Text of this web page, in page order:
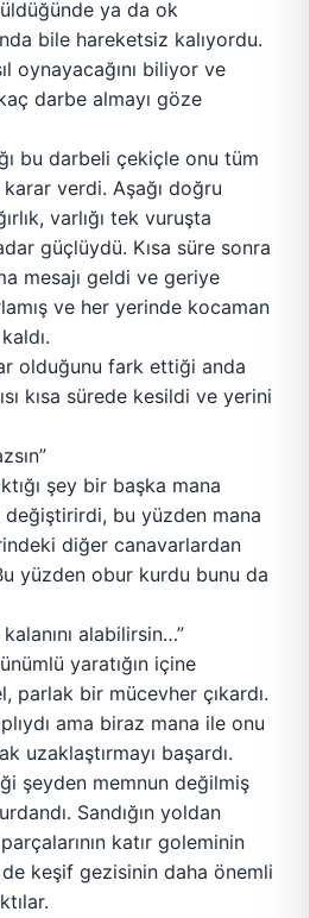
ya da ok
bile hareketsiz kalıyordu.
oynayacağını biliyor ve
darbe almayı göze
bu darbeli çekiçle onu tüm
verdi. Aşağı doğru
varlığı tek vuruşta
güçlüydü. Kısa süre sonra
mesajı geldi ve geriye
ve her yerinde kocaman
olduğunu fark ettiği anda
kısa sürede kesildi ve yerini
şey bir başka mana
değiştirirdi, bu yüzden mana
diğer canavarlardan
yüzden obur kurdu bunu da
alabilirsin…”
yaratığın içine
parlak bir mücevher çıkardı.
ama biraz mana ile onu
uzaklaştırmayı başardı.
şeyden memnun değilmiş
Sandığın yoldan
katır goleminin
keşif gezisinin daha önemli